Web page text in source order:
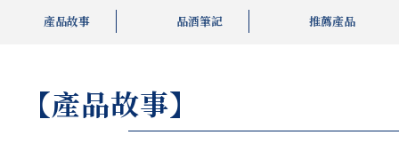
產品故事 品酒筆記 推薦產品
【產品故事】